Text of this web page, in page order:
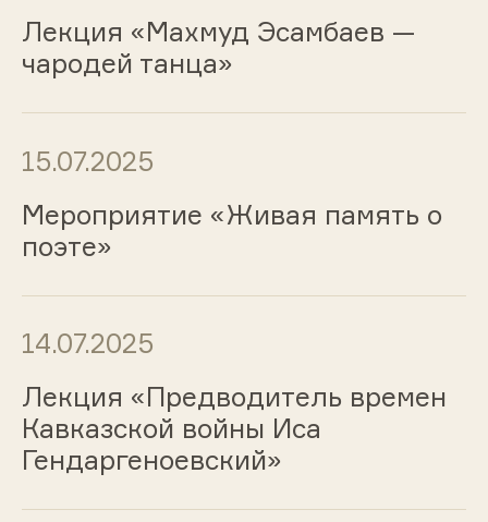
Лекция «Махмуд Эсамбаев —
чародей танца»
15.07.2025
Мероприятие «Живая память о
поэте»
14.07.2025
Лекция «Предводитель времен
Кавказской войны Иса
Гендаргеноевский»